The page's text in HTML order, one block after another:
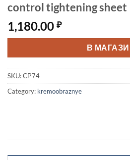
control tightening sheet
1,180.00 ₽
В
SKU:СР74
Category: kremoobraznye